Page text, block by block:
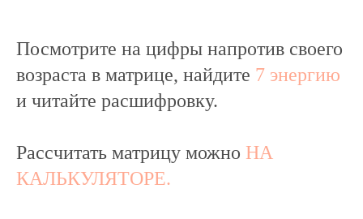
Посмотрите на цифры напротив своего
возраста в матрице, найдите 7 энергию
и читайте расшифровку.
Рассчитать матрицу можно НА
КАЛЬКУЛЯТОРЕ.